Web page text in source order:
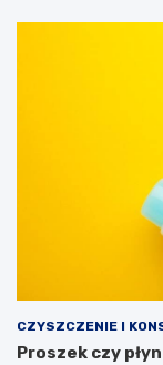
CZYSZCZENIE I
Proszek czy